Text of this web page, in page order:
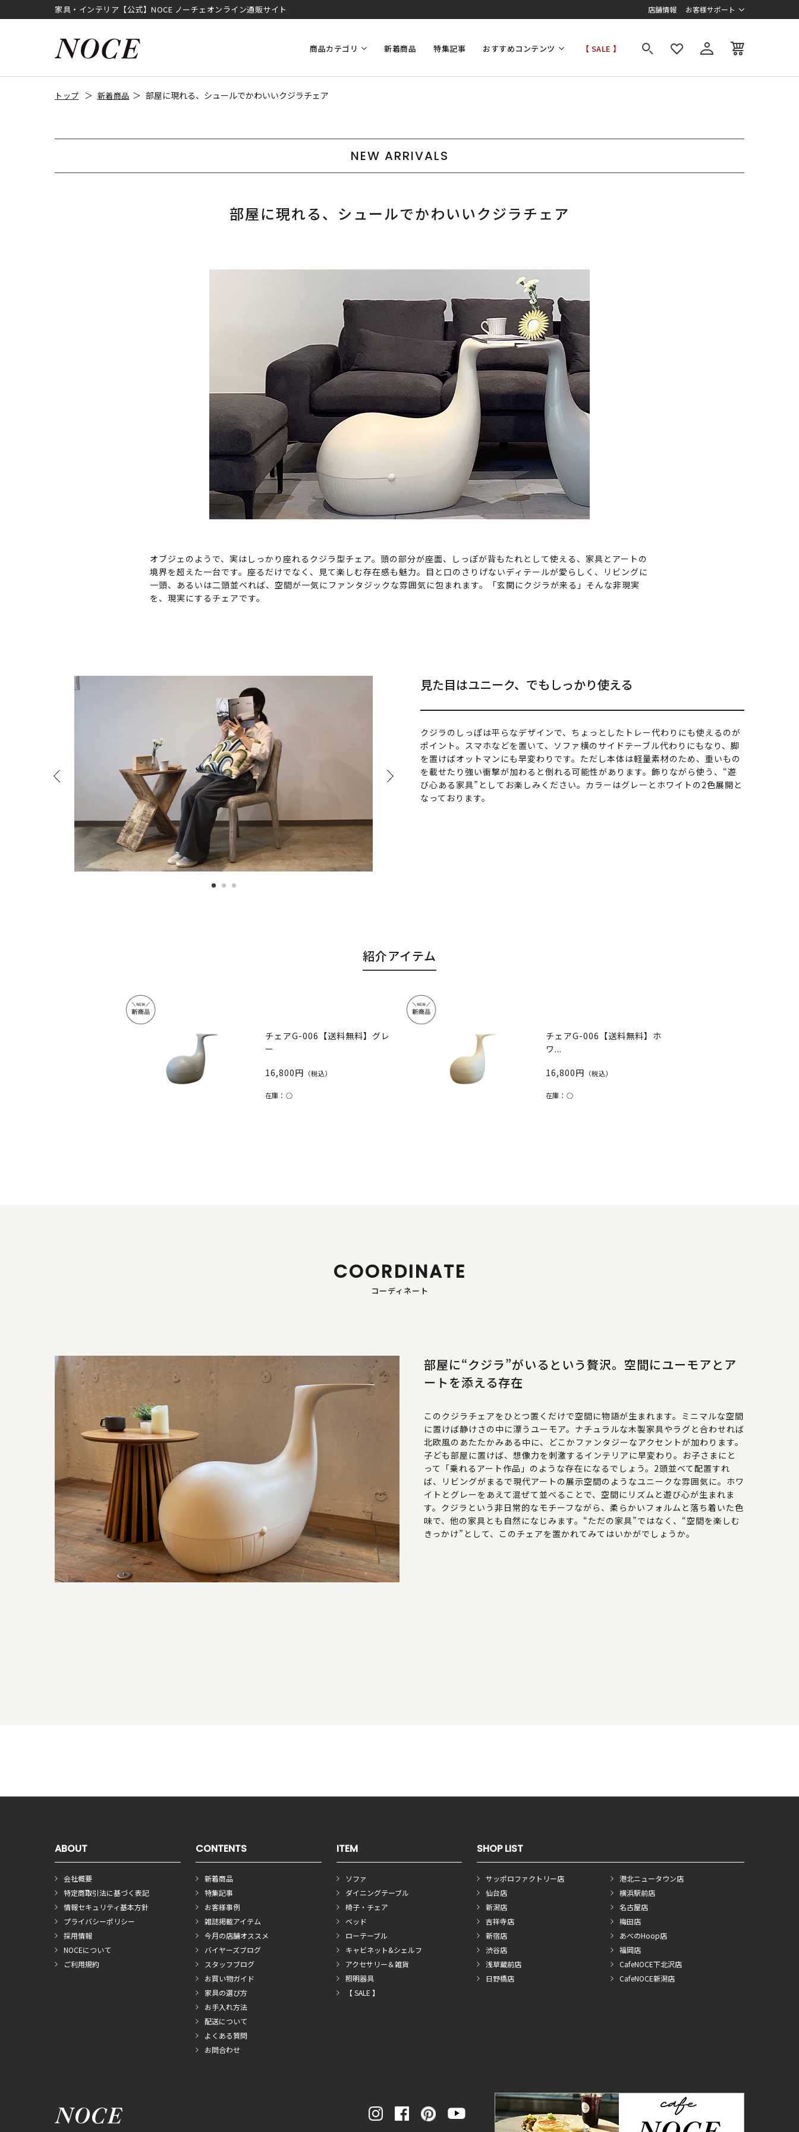
家具・インテリア【公式】NOCE ノーチェオンライン通販サイト 店舗情報 お客様サポート
商品カテゴリ 新着商品 特集記事 おすすめコンテンツ 【 SALE 】
トップ 新着商品 部屋に現れる、シュールでかわいいクジラチェア
NEW ARRIVALS
部屋に現れる、シュールでかわいいクジラチェア
オブジェのようで、実はしっかり座れるクジラ型チェア。頭の部分が座面、しっぽが背もたれとして使える、家具とアートの
境界を超えた一台です。座るだけでなく、見て楽しむ存在感も魅力。目と口のさりげないディテールが愛らしく、リビングに
一頭、あるいは二頭並べれば、空間が一気にファンタジックな雰囲気に包まれます。「玄関にクジラが来る」そんな非現実
を、現実にするチェアです。
見た目はユニーク、でもしっかり使える
クジラのしっぽは平らなデザインで、ちょっとしたトレー代わりにも使えるのが
ポイント。スマホなどを置いて、ソファ横のサイドテーブル代わりにもなり、脚
を置けばオットマンにも早変わりです。ただし本体は軽量素材のため、重いもの
を載せたり強い衝撃が加わると倒れる可能性があります。飾りながら使う、“遊
び心ある家具”としてお楽しみください。カラーはグレーとホワイトの2色展開と
なっております。
紹介アイテム
チェアG-006【送料無料】グレ
ー
16,800円 （税込）
在庫： ○
チェアG-006【送料無料】ホ
ワ...
16,800円 （税込）
在庫： ○
COORDINATE
コーディネート
部屋に“クジラ”がいるという贅沢。空間にユーモアとア
ートを添える存在
このクジラチェアをひとつ置くだけで空間に物語が生まれます。ミニマルな空間
に置けば静けさの中に漂うユーモア。ナチュラルな木製家具やラグと合わせれば
北欧風のあたたかみある中に、どこかファンタジーなアクセントが加わります。
子ども部屋に置けば、想像力を刺激するインテリアに早変わり。お子さまにと
って「乗れるアート作品」のような存在になるでしょう。2頭並べて配置すれ
ば、リビングがまるで現代アートの展示空間のようなユニークな雰囲気に。ホワ
イトとグレーをあえて混ぜて並べることで、空間にリズムと遊び心が生まれま
す。クジラという非日常的なモチーフながら、柔らかいフォルムと落ち着いた色
味で、他の家具とも自然になじみます。“ただの家具”ではなく、“空間を楽しむ
きっかけ”として、このチェアを置かれてみてはいかがでしょうか。
ABOUT
会社概要
特定商取引法に基づく表記
情報セキュリティ基本方針
プライバシーポリシー
採用情報
NOCEについて
ご利用規約
CONTENTS
新着商品
特集記事
お客様事例
雑誌掲載アイテム
今月の店舗オススメ
バイヤーズブログ
スタッフブログ
お買い物ガイド
家具の選び方
お手入れ方法
配送について
よくある質問
お問合わせ
ITEM
ソファ
ダイニングテーブル
椅子・チェア
ベッド
ローテーブル
キャビネット&シェルフ
アクセサリー＆雑貨
照明器具
【 SALE 】
SHOP LIST
サッポロファクトリー店
仙台店
新潟店
吉祥寺店
新宿店
渋谷店
浅草蔵前店
日野橋店
港北ニュータウン店
横浜駅前店
名古屋店
梅田店
あべのHoop店
福岡店
CafeNOCE下北沢店
CafeNOCE新潟店